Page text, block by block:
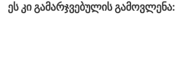
ეს კი გამარჯვებულის გამოვლენა: